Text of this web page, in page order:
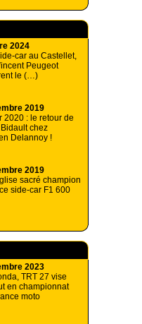
2024
car au Castellet,
Peugeot
le (…)
2019
2020 : le retour de
chez
Delannoy !
2019
sacré champion
side-car F1 600
2023
TRT 27 vise
en championnat
moto